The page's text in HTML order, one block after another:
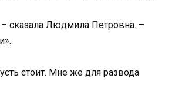
сказала Людмила Петровна. –
стоит. Мне же для развода